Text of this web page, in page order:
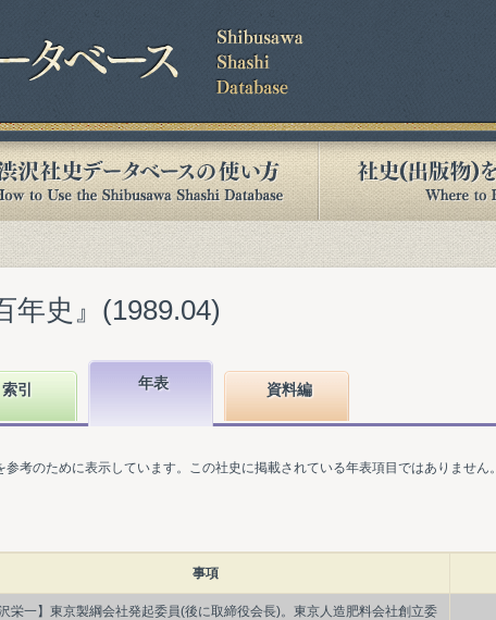
年史』(1989.04)
索引 年表 資料編
参考のために表示しています。この社史に掲載されている年表項目ではありません。
事項
沢栄一】東京製綱会社発起委員(後に取締役会長)。東京人造肥料会社創立委